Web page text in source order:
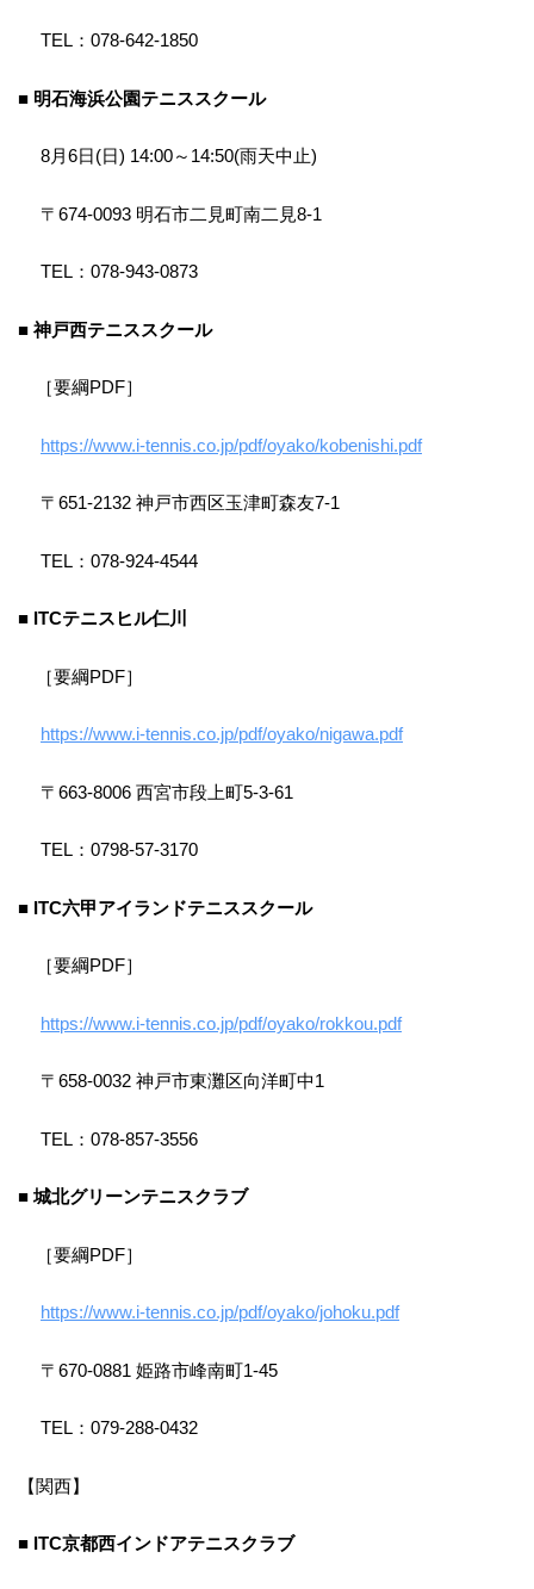
TEL：078-642-1850
■ 明石海浜公園テニススクール
8月6日(日) 14:00～14:50(雨天中止)
〒674-0093 明石市二見町南二見8-1
TEL：078-943-0873
■ 神戸西テニススクール
［要綱PDF］
https://www.i-tennis.co.jp/pdf/oyako/kobenishi.pdf
〒651-2132 神戸市西区玉津町森友7-1
TEL：078-924-4544
■ ITCテニスヒル仁川
［要綱PDF］
https://www.i-tennis.co.jp/pdf/oyako/nigawa.pdf
〒663-8006 西宮市段上町5-3-61
TEL：0798-57-3170
■ ITC六甲アイランドテニススクール
［要綱PDF］
https://www.i-tennis.co.jp/pdf/oyako/rokkou.pdf
〒658-0032 神戸市東灘区向洋町中1
TEL：078-857-3556
■ 城北グリーンテニスクラブ
［要綱PDF］
https://www.i-tennis.co.jp/pdf/oyako/johoku.pdf
〒670-0881 姫路市峰南町1-45
TEL：079-288-0432
【関西】
■ ITC京都西インドアテニスクラブ